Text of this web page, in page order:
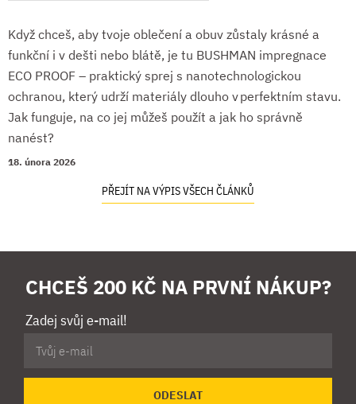
Když chceš, aby tvoje oblečení a obuv zůstaly krásné a
funkční i v dešti nebo blátě, je tu BUSHMAN impregnace
ECO PROOF – praktický sprej s nanotechnologickou
ochranou, který udrží materiály dlouho v perfektním stavu.
Jak funguje, na co jej můžeš použít a jak ho správně
nanést?
18. února 2026
PŘEJÍT NA VÝPIS VŠECH ČLÁNKŮ
CHCEŠ 200 KČ NA PRVNÍ NÁKUP?
Zadej svůj e-mail!
ODESLAT